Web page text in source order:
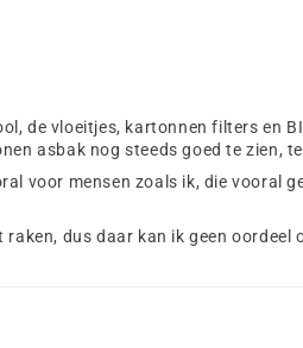
de vloeitjes, kartonnen filters en
asbak nog steeds goed te zien,
voor mensen zoals ik, die vooral
dus daar kan ik geen oordeel